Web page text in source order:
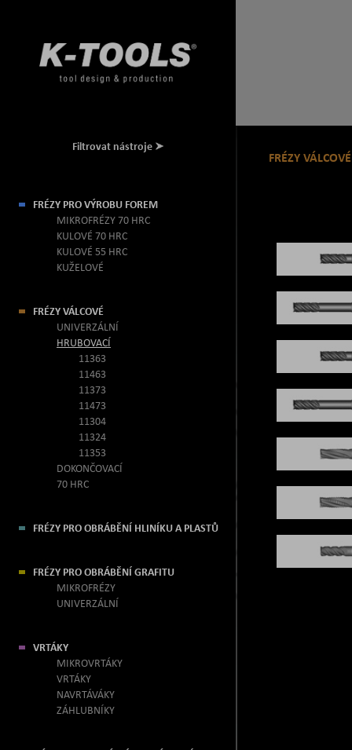
Filtrovat nástroje
FRÉZY PRO VÝROBU FOREM
MIKROFRÉZY 70 HRC
KULOVÉ 70 HRC
KULOVÉ 55 HRC
KUŽELOVÉ
FRÉZY VÁLCOVÉ
UNIVERZÁLNÍ
HRUBOVACÍ
11363
11463
11373
11473
11304
11324
11353
DOKONČOVACÍ
70 HRC
FRÉZY PRO OBRÁBĚNÍ HLINÍKU A PLASTŮ
FRÉZY PRO OBRÁBĚNÍ GRAFITU
MIKROFRÉZY
UNIVERZÁLNÍ
VRTÁKY
MIKROVRTÁKY
VRTÁKY
NAVRTÁVÁKY
ZÁHLUBNÍKY
FRÉZY VÁLCOVÉ